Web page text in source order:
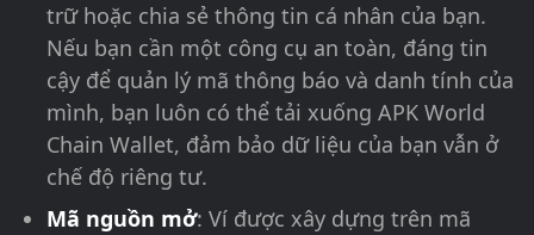
trữ hoặc chia sẻ thông tin cá nhân của bạn.
Nếu bạn cần một công cụ an toàn, đáng tin
cậy để quản lý mã thông báo và danh tính của
mình, bạn luôn có thể tải xuống APK World
Chain Wallet, đảm bảo dữ liệu của bạn vẫn ở
chế độ riêng tư.
Mã nguồn mở: Ví được xây dựng trên mã